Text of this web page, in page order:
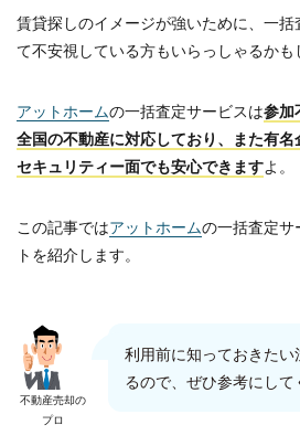
賃貸探しのイメージが強いために、一
て不安視している方もいらっしゃるかも
アットホームの一括査定サービスは参加
全国の不動産に対応しており、また有
セキュリティー面でも安心できますよ。
この記事ではアットホームの一括査定サ
トを紹介します。
不動産売却の
プロ
利用前に知っておきた
るので、ぜひ参考にして